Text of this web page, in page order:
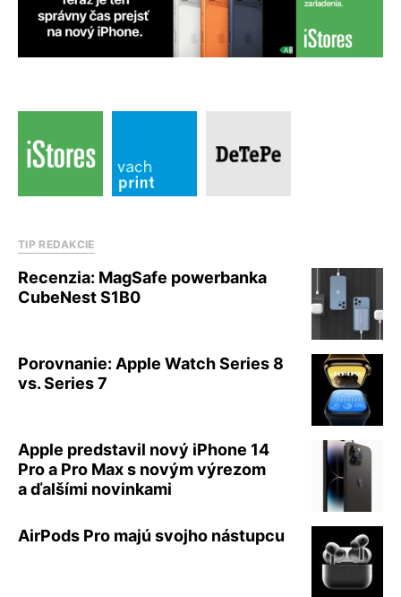
TIP REDAKCIE
Recenzia: MagSafe powerbanka
CubeNest S1B0
Porovnanie: Apple Watch Series 8
vs. Series 7
Apple predstavil nový iPhone 14
Pro a Pro Max s novým výrezom
a ďalšími novinkami
AirPods Pro majú svojho nástupcu